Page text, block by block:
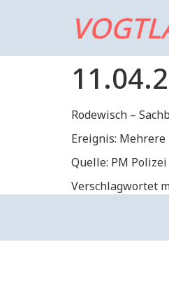
Rodewisch –
Ereignis:
Quelle: PM Polizei
Verschlagwortet